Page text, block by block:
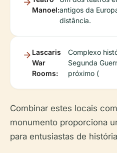
Manoel:antigos da
distância.
Lascaris
War
Rooms:
Complexo
Segunda
próximo (
Combinar estes locais
monumento proporciona
para entusiastas de